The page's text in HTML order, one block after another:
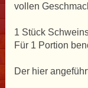
vollen
1 Stück
Für 1 Portion
Der hier